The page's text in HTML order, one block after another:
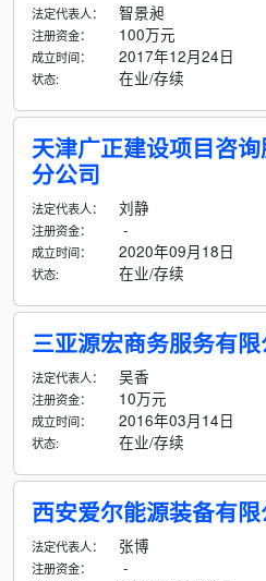
法定代表人： 智景昶
注册资金： 100万元
成立时间： 2017年12月24日
状态: 在业/存续
天津广正建设项目咨
分公司
法定代表人： 刘静
注册资金： -
成立时间： 2020年09月18日
状态: 在业/存续
三亚源宏商务服务有
法定代表人： 吴香
注册资金： 10万元
成立时间： 2016年03月14日
状态: 在业/存续
西安爱尔能源装备有
法定代表人： 张博
注册资金： -